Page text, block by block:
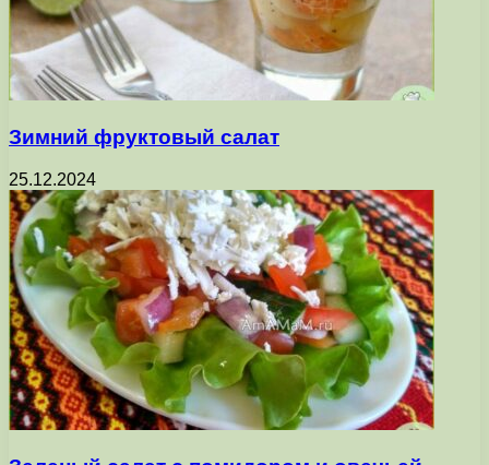
Зимний фруктовый салат
25.12.2024